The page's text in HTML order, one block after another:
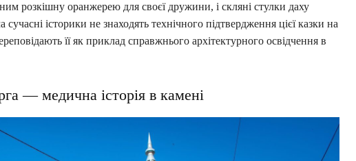
розкішну оранжерею для своєї дружини, і скляні стулки даху
історики не знаходять технічного підтвердження цієї казки на
її як приклад справжнього архітектурного освідчення в
— медична історія в камені